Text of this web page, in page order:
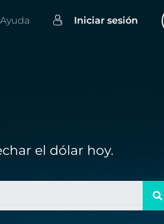
Ayuda Iniciar sesión
el dólar hoy.